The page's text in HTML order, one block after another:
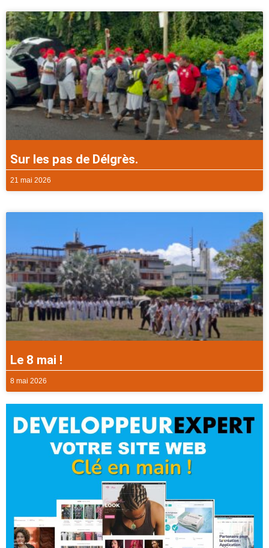
Sur les pas de Délgrès.
21 mai 2026
Le 8 mai !
8 mai 2026